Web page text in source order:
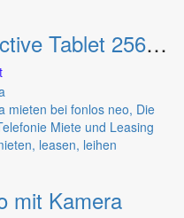
AGM by beafon P2 Active Tablet 256 GB Grey
mit Kamera